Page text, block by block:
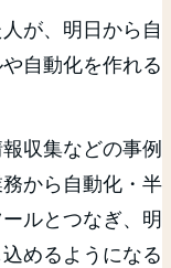
が、明日から自
自動化を作れる
収集などの事例
から自動化・半
ルとつなぎ、明
めるようになる